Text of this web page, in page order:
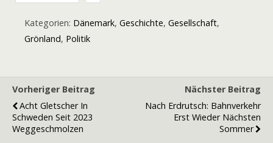
Kategorien: Dänemark, Geschichte, Gesellschaft,
Grönland, Politik
Vorheriger Beitrag
Acht Gletscher In
Schweden Seit 2023
Weggeschmolzen
Nächster Beitrag
Nach Erdrutsch: Bahnverkehr
Erst Wieder Nächsten
Sommer